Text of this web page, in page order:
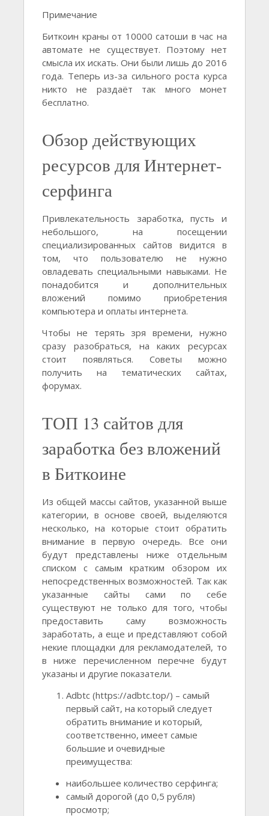
Примечание
Биткоин краны от 10000 сатоши в час на
автомате не существует. Поэтому нет
смысла их искать. Они были лишь до 2016
года. Теперь из-за сильного роста курса
никто не раздаёт так много монет
бесплатно.
Обзор действующих
ресурсов для Интернет-
серфинга
Привлекательность заработка, пусть и
небольшого, на посещении
специализированных сайтов видится в
том, что пользователю не нужно
овладевать специальными навыками. Не
понадобится и дополнительных
вложений помимо приобретения
компьютера и оплаты интернета.
Чтобы не терять зря времени, нужно
сразу разобраться, на каких ресурсах
стоит появляться. Советы можно
получить на тематических сайтах,
форумах.
ТОП 13 сайтов для
заработка без вложений
в Биткоине
Из общей массы сайтов, указанной выше
категории, в основе своей, выделяются
несколько, на которые стоит обратить
внимание в первую очередь. Все они
будут представлены ниже отдельным
списком с самым кратким обзором их
непосредственных возможностей. Так как
указанные сайты сами по себе
существуют не только для того, чтобы
предоставить саму возможность
заработать, а еще и представляют собой
некие площадки для рекламодателей, то
в ниже перечисленном перечне будут
указаны и другие показатели.
Adbtc (https://adbtc.top/) – самый
первый сайт, на который следует
обратить внимание и который,
соответственно, имеет самые
большие и очевидные
преимущества:
наибольшее количество серфинга;
самый дорогой (до 0,5 рубля)
просмотр;